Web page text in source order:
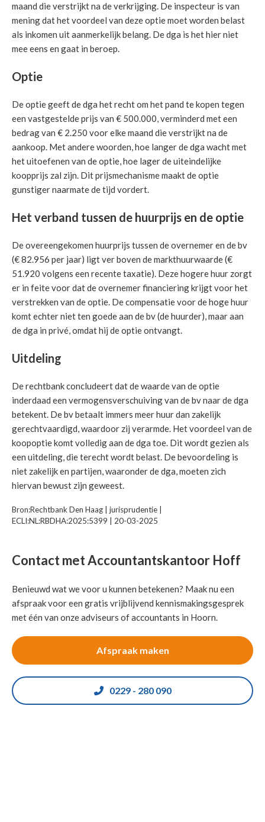
maand die verstrijkt na de verkrijging. De inspecteur is van
mening dat het voordeel van deze optie moet worden belast
als inkomen uit aanmerkelijk belang. De dga is het hier niet
mee eens en gaat in beroep.
Optie
De optie geeft de dga het recht om het pand te kopen tegen
een vastgestelde prijs van € 500.000, verminderd met een
bedrag van € 2.250 voor elke maand die verstrijkt na de
aankoop. Met andere woorden, hoe langer de dga wacht met
het uitoefenen van de optie, hoe lager de uiteindelijke
koopprijs zal zijn. Dit prijsmechanisme maakt de optie
gunstiger naarmate de tijd vordert.
Het verband tussen de huurprijs en de optie
De overeengekomen huurprijs tussen de overnemer en de bv
(€ 82.956 per jaar) ligt ver boven de markthuurwaarde (€
51.920 volgens een recente taxatie). Deze hogere huur zorgt
er in feite voor dat de overnemer financiering krijgt voor het
verstrekken van de optie. De compensatie voor de hoge huur
komt echter niet ten goede aan de bv (de huurder), maar aan
de dga in privé, omdat hij de optie ontvangt.
Uitdeling
De rechtbank concludeert dat de waarde van de optie
inderdaad een vermogensverschuiving van de bv naar de dga
betekent. De bv betaalt immers meer huur dan zakelijk
gerechtvaardigd, waardoor zij verarmde. Het voordeel van de
koopoptie komt volledig aan de dga toe. Dit wordt gezien als
een uitdeling, die terecht wordt belast. De bevoordeling is
niet zakelijk en partijen, waaronder de dga, moeten zich
hiervan bewust zijn geweest.
Bron:Rechtbank Den Haag | jurisprudentie |
ECLI:NL:RBDHA:2025:5399 | 20-03-2025
Contact met Accountantskantoor Hoff
Benieuwd wat we voor u kunnen betekenen? Maak nu een
afspraak voor een gratis vrijblijvend kennismakingsgesprek
met één van onze adviseurs of accountants in Hoorn.
Afspraak maken
0229 - 280 090